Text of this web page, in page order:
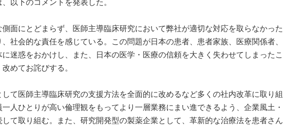
以下のコメントを発表した。
面にとどまらず、医師主導臨床研究において弊社が適切な対応を取らなかった
社会的な責任を感じている。この問題が日本の患者、患者家族、医療関係者、
迷惑をおかけし、また、日本の医学・医療の信頼を大きく失わせてしまったこ
めてお詫びする。
て医師主導臨床研究の支援方法を全面的に改めるなど多くの社内改革に取り組
人ひとりが高い倫理観をもってより一層業務にまい進できるよう、企業風土・
て取り組む。また、研究開発型の製薬企業として、革新的な治療法を患者さん